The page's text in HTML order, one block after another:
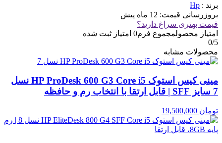
برند : Hp
بروزرسانی قیمت: 12 ماه پیش
قیمت بهتری سراغ دارید؟
امتیاز محصولمجموع فرم0 امتیاز ثبت شده
0/5
محصولات مشابه
مینی کیس استوک HP ProDesk 600 G3 Core i5 نسل
7 سایز SFF | قابل ارتقا با انتخاب رم و حافظه
تومان